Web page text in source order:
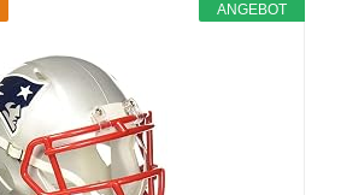
ANGEBOT